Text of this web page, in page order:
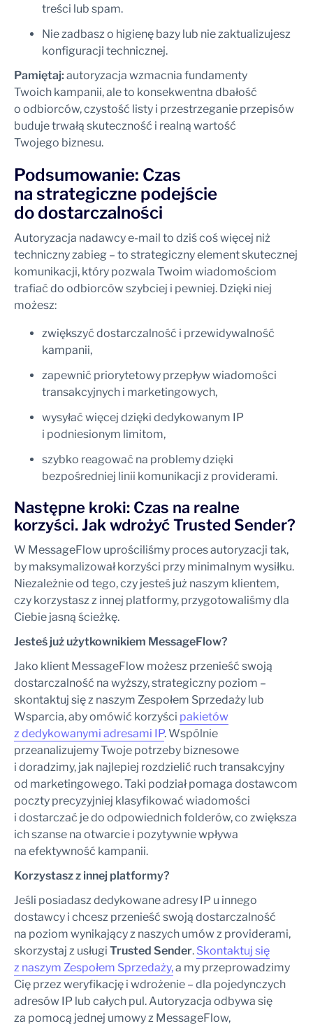
treści lub spam.
Nie zadbasz o higienę bazy lub nie zaktualizujesz
konfiguracji technicznej.
Pamiętaj: autoryzacja wzmacnia fundamenty
Twoich kampanii, ale to konsekwentna dbałość
o odbiorców, czystość listy i przestrzeganie przepisów
buduje trwałą skuteczność i realną wartość
Twojego biznesu.
Podsumowanie: Czas
na strategiczne podejście
do dostarczalności
Autoryzacja nadawcy e-mail to dziś coś więcej niż
techniczny zabieg – to strategiczny element skutecznej
komunikacji, który pozwala Twoim wiadomościom
trafiać do odbiorców szybciej i pewniej. Dzięki niej
możesz:
zwiększyć dostarczalność i przewidywalność
kampanii,
zapewnić priorytetowy przepływ wiadomości
transakcyjnych i marketingowych,
wysyłać więcej dzięki dedykowanym IP
i podniesionym limitom,
szybko reagować na problemy dzięki
bezpośredniej linii komunikacji z providerami.
Następne kroki: Czas na realne
korzyści. Jak wdrożyć Trusted Sender?
W MessageFlow uprościliśmy proces autoryzacji tak,
by maksymalizował korzyści przy minimalnym wysiłku.
Niezależnie od tego, czy jesteś już naszym klientem,
czy korzystasz z innej platformy, przygotowaliśmy dla
Ciebie jasną ścieżkę.
Jesteś już użytkownikiem MessageFlow?
Jako klient MessageFlow możesz przenieść swoją
dostarczalność na wyższy, strategiczny poziom –
skontaktuj się z naszym Zespołem Sprzedaży lub
Wsparcia, aby omówić korzyści pakietów
z dedykowanymi adresami IP. Wspólnie
przeanalizujemy Twoje potrzeby biznesowe
i doradzimy, jak najlepiej rozdzielić ruch transakcyjny
od marketingowego. Taki podział pomaga dostawcom
poczty precyzyjniej klasyfikować wiadomości
i dostarczać je do odpowiednich folderów, co zwiększa
ich szanse na otwarcie i pozytywnie wpływa
na efektywność kampanii.
Korzystasz z innej platformy?
Jeśli posiadasz dedykowane adresy IP u innego
dostawcy i chcesz przenieść swoją dostarczalność
na poziom wynikający z naszych umów z providerami,
skorzystaj z usługi Trusted Sender. Skontaktuj się
z naszym Zespołem Sprzedaży,a my przeprowadzimy
Cię przez weryfikację i wdrożenie – dla pojedynczych
adresów IP lub całych pul. Autoryzacja odbywa się
za pomocą jednej umowy z MessageFlow,